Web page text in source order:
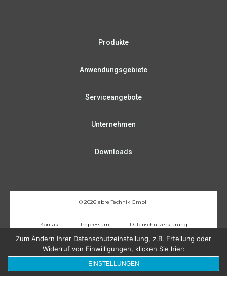
Produkte
Anwendungsgebiete
Serviceangebote
Unternehmen
Downloads
© 2026 abre Technik GmbH
Kontakt Impressum Datenschutzerklärung
Folgen Sie uns!
Zum Ändern Ihrer Datenschutzeinstellung, z.B. Erteilung oder
Widerruf von Einwilligungen, klicken Sie hier:
EINSTELLUNGEN